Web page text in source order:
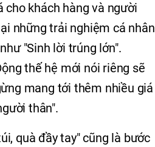
khách hàng và người
những trải nghiệm cá nhân
"Sinh lời trúng lớn".
thế hệ mới nói riêng sẽ
mang tới thêm nhiều giá
thân".
quà đầy tay" cũng là bước